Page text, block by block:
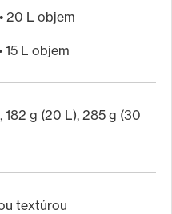
objem
objem
g (20 L), 285 g (30
textúrou